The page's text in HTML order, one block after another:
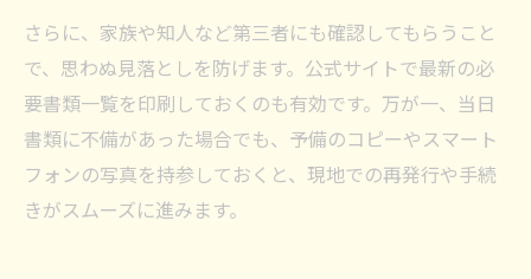
さらに、家族や知人など第三者にも確認してもらうこと
で、思わぬ見落としを防げます。公式サイトで最新の必
要書類一覧を印刷しておくのも有効です。万が一、当日
書類に不備があった場合でも、予備のコピーやスマート
フォンの写真を持参しておくと、現地での再発行や手続
きがスムーズに進みます。